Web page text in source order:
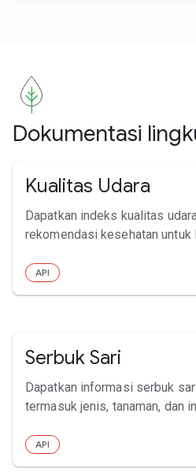
Dokumentasi
Kualitas Udara
Dapatkan indeks kualitas
rekomendasi kesehatan untuk
API
Serbuk Sari
Dapatkan informasi serbuk
termasuk jenis, tanaman, dan
API